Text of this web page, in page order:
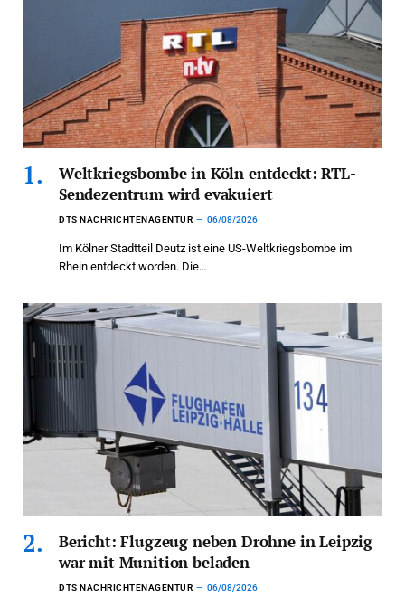
Weltkriegsbombe in Köln entdeckt: RTL-
Sendezentrum wird evakuiert
DTS NACHRICHTENAGENTUR 06/08/2026
Im Kölner Stadtteil Deutz ist eine US-Weltkriegsbombe im
Rhein entdeckt worden. Die…
Bericht: Flugzeug neben Drohne in Leipzig
war mit Munition beladen
DTS NACHRICHTENAGENTUR 06/08/2026